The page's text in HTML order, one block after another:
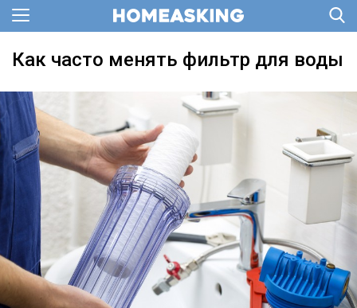
Как часто менять фильтр для воды